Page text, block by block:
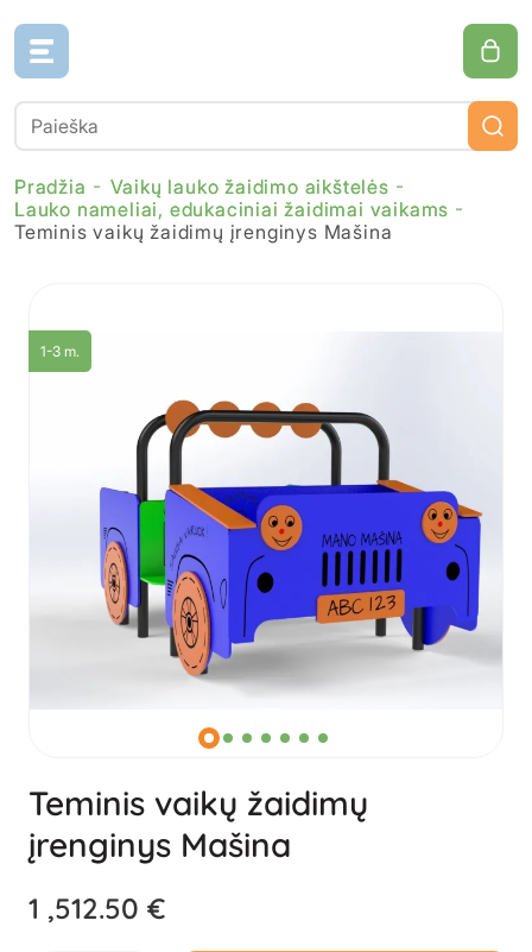
Pradžia
Vaikų lauko žaidimo aikštelės
Lauko nameliai, edukaciniai žaidimai vaikams
Teminis vaikų žaidimų įrenginys Mašina
1-3 m.
Teminis vaikų žaidimų
įrenginys Mašina
1 ,512.50 €